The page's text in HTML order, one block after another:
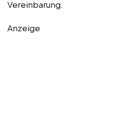
Vereinbarung.
Anzeige